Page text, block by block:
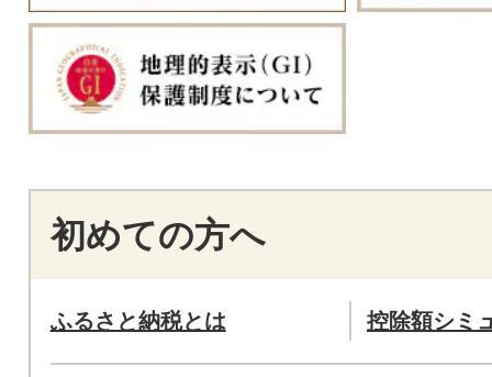
初めての方へ
ふるさと納税とは 控除額シミ